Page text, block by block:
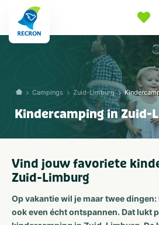
Campings Zuid-Limburg
Kindercamping in Zuid-
Vind jouw favoriete
Zuid-Limburg
Op vakantie wil je maar twee
ook even écht ontspannen. Dat lukt